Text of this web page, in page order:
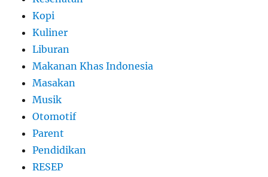
Kopi
Kuliner
Liburan
Makanan Khas Indonesia
Masakan
Musik
Otomotif
Parent
Pendidikan
RESEP